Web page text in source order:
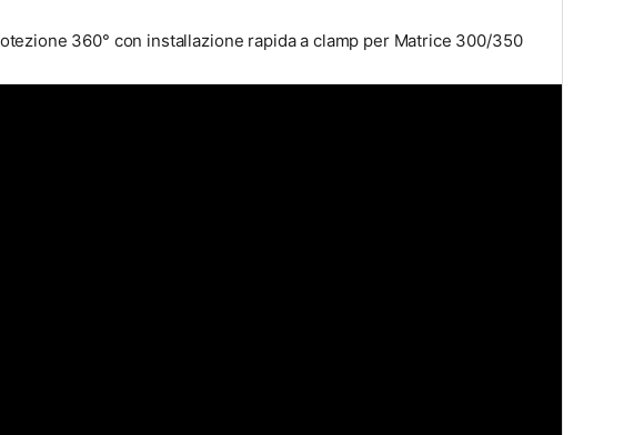
360° con installazione rapida a clamp per Matrice 300/350